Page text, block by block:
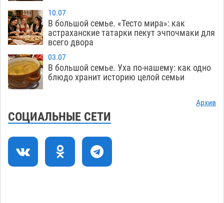
17:09
Астраханский котлован с мусором угрожает
плодородию Харабалинского района
07.08 526
16:24
Игорь Редькин проинспектировал
коммунальную готовность астраханского
земельного массива для льготников
15:28
Тяга к сверхскоростям обошлась
астраханской логистической компании в 400
тысяч рублей
14:44
Астраханские кутилы сменили барные стойки
на полицейские дежурки
10.07
В большой семье. «Тесто мира»: как
астраханские татарки пекут эчпочмаки для
всего двора
03.07
В большой семье. Уха по-нашему: как одно
блюдо хранит историю целой семьи
Архив
СОЦИАЛЬНЫЕ СЕТИ